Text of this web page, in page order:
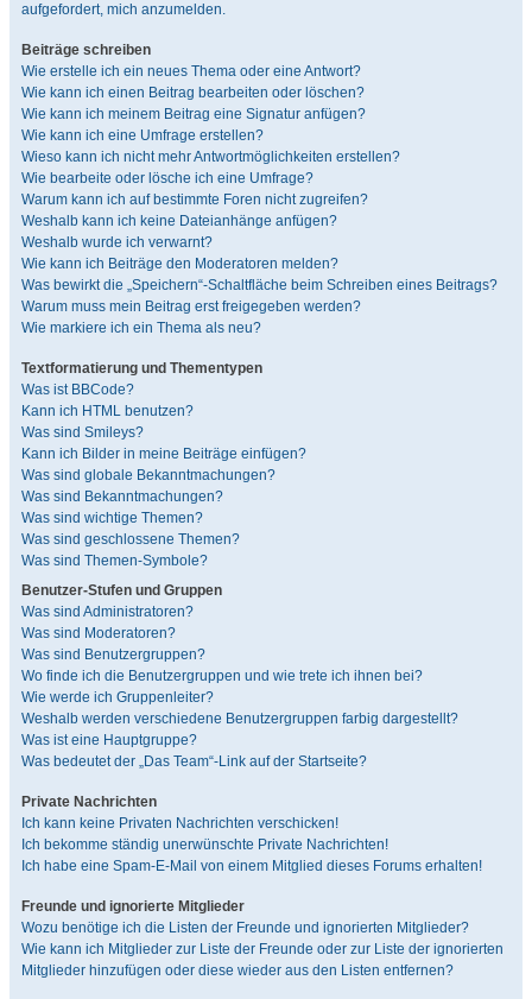
aufgefordert, mich anzumelden.
Beiträge schreiben
Wie erstelle ich ein neues Thema oder eine Antwort?
Wie kann ich einen Beitrag bearbeiten oder löschen?
Wie kann ich meinem Beitrag eine Signatur anfügen?
Wie kann ich eine Umfrage erstellen?
Wieso kann ich nicht mehr Antwortmöglichkeiten erstellen?
Wie bearbeite oder lösche ich eine Umfrage?
Warum kann ich auf bestimmte Foren nicht zugreifen?
Weshalb kann ich keine Dateianhänge anfügen?
Weshalb wurde ich verwarnt?
Wie kann ich Beiträge den Moderatoren melden?
Was bewirkt die „Speichern“-Schaltfläche beim Schreiben eines Beitrags?
Warum muss mein Beitrag erst freigegeben werden?
Wie markiere ich ein Thema als neu?
Textformatierung und Thementypen
Was ist BBCode?
Kann ich HTML benutzen?
Was sind Smileys?
Kann ich Bilder in meine Beiträge einfügen?
Was sind globale Bekanntmachungen?
Was sind Bekanntmachungen?
Was sind wichtige Themen?
Was sind geschlossene Themen?
Was sind Themen-Symbole?
Benutzer-Stufen und Gruppen
Was sind Administratoren?
Was sind Moderatoren?
Was sind Benutzergruppen?
Wo finde ich die Benutzergruppen und wie trete ich ihnen bei?
Wie werde ich Gruppenleiter?
Weshalb werden verschiedene Benutzergruppen farbig dargestellt?
Was ist eine Hauptgruppe?
Was bedeutet der „Das Team“-Link auf der Startseite?
Private Nachrichten
Ich kann keine Privaten Nachrichten verschicken!
Ich bekomme ständig unerwünschte Private Nachrichten!
Ich habe eine Spam-E-Mail von einem Mitglied dieses Forums erhalten!
Freunde und ignorierte Mitglieder
Wozu benötige ich die Listen der Freunde und ignorierten Mitglieder?
Wie kann ich Mitglieder zur Liste der Freunde oder zur Liste der ignorierten
Mitglieder hinzufügen oder diese wieder aus den Listen entfernen?